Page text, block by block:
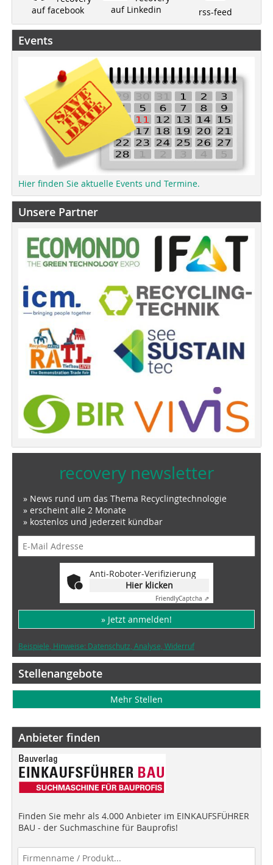
auf facebook
auf Linkedin
rss-feed
Events
Hier finden Sie aktuelle Events und Termine.
Unsere Partner
recovery newsletter
» News rund um das Thema Recyclingtechnologie
» erscheint alle 2 Monate
» kostenlos und jederzeit kündbar
Anti-Roboter-Verifizierung
Hier klicken
FriendlyCaptcha ⇗
» Jetzt anmelden!
Beispiele, Hinweise: Datenschutz, Analyse, Widerruf
Stellenangebote
Mehr Stellen
Anbieter finden
Finden Sie mehr als 4.000 Anbieter im EINKAUFSFÜHRER
BAU - der Suchmaschine für Bauprofis!